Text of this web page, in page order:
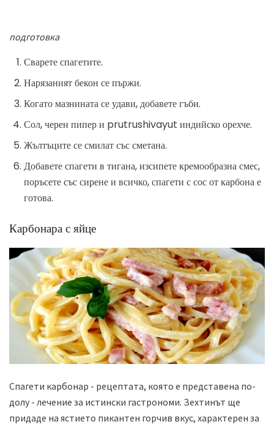
подготовка
Сварете спагетите.
Нарязаният бекон се пържи.
Когато мазнината се удави, добавете гъби.
Сол, черен пипер и prutrushivayut индийско орехче.
Жълтъците се смилат със сметана.
Добавете спагети в тигана, изсипете кремообразна смес,
поръсете със сирене и всичко, спагети с сос от карбона е
готова.
Карбонара с яйце
Спагети карбонар - рецептата, която е представена по-
долу - лечение за истински гастрономи. Зехтинът ще
придаде на ястието пикантен горчив вкус, характерен за